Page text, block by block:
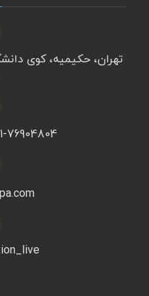
تهران، حکیمیه، کوی
09122598751